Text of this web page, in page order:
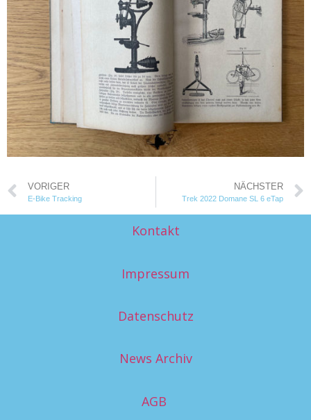
VORIGER
E-Bike Tracking
NÄCHSTER
Trek 2022 Domane SL 6 eTap
Kontakt
Impressum
Datenschutz
News Archiv
AGB